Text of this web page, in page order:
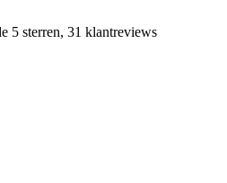
5 sterren, 31 klantreviews